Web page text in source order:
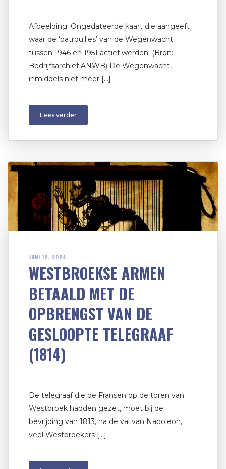
Afbeelding: Ongedateerde kaart die aangeeft
waar de ‘patrouilles’ van de Wegenwacht
tussen 1946 en 1951 actief werden. (Bron:
Bedrijfsarchief ANWB) De Wegenwacht,
inmiddels niet meer […]
Lees verder
JUNI 12, 2024
WESTBROEKSE ARMEN
BETAALD MET DE
OPBRENGST VAN DE
GESLOOPTE TELEGRAAF
(1814)
De telegraaf die de Fransen op de toren van
Westbroek hadden gezet, moet bij de
bevrijding van 1813, na de val van Napoleon,
veel Westbroekers […]